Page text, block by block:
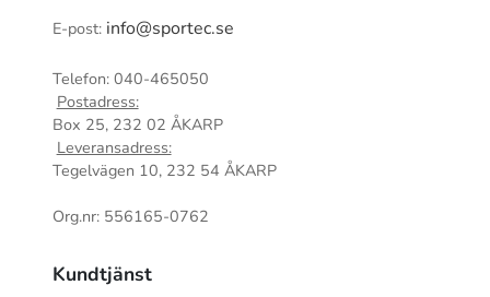
E-post: info@sportec.se
Telefon: 040-465050
Postadress:
Box 25, 232 02 ÅKARP
Leveransadress:
Tegelvägen 10, 232 54 ÅKARP
Org.nr: 556165-0762
Kundtjänst